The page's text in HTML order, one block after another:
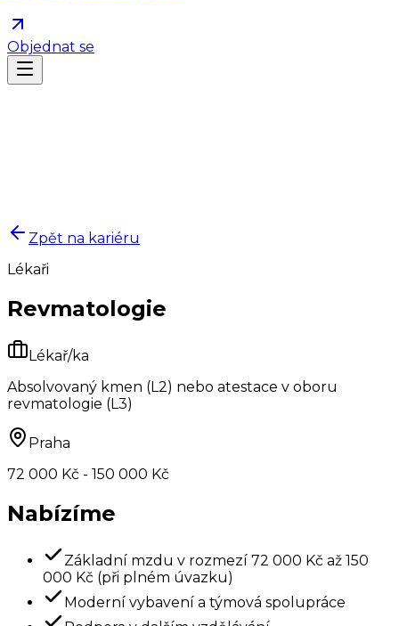
Objednat se
Zpět na kariéru
Lékaři
Revmatologie
Lékař/ka
Absolvovaný kmen (L2) nebo atestace v oboru
revmatologie (L3)
Praha
72 000 Kč - 150 000 Kč
Nabízíme
Základní mzdu v rozmezí 72 000 Kč až 150
000 Kč (při plném úvazku)
Moderní vybavení a týmová spolupráce